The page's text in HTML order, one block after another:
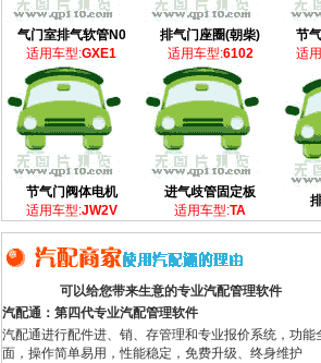
气门室排气软管N0
适用车型:GXE1
排气门座圈(朝柴)
适用车型:6102
节
适
节气门阀体电机
适用车型:JW2V
进气歧管固定板
适用车型:TA
可以给您带来生意的专业汽配管理软件
汽配通：第四代专业汽配管理软件
汽配通进行配件进、销、存管理和专业报价系统，功能
面，操作简单易用，性能稳定，免费升级、终身维护